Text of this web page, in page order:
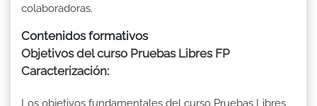
colaboradoras.
Contenidos formativos
Objetivos del curso Pruebas Libres FP
Caracterización:
Los objetivos fundamentales del curso Pruebas Libres